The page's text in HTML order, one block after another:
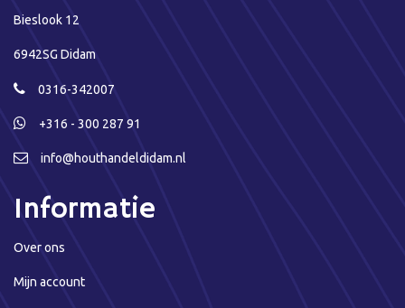
Bieslook 12
6942SG Didam
0316-342007
+316 - 300 287 91
info@houthandeldidam.nl
Informatie
Over ons
Mijn account